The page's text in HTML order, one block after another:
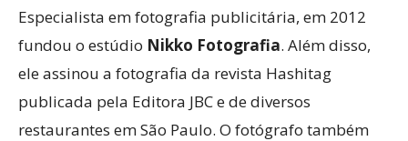
Especialista em fotografia publicitária, em 2012
fundou o estúdio Nikko Fotografia. Além disso,
ele assinou a fotografia da revista Hashitag
publicada pela Editora JBC e de diversos
restaurantes em São Paulo. O fotógrafo também